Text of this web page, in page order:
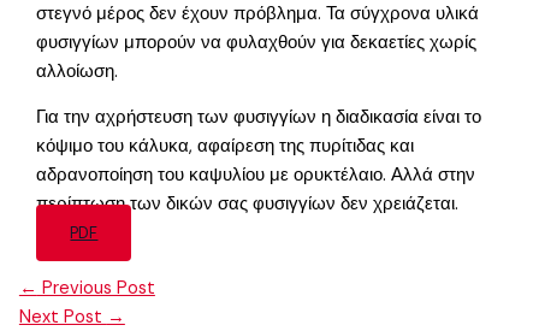
στεγνό μέρος δεν έχουν πρόβλημα. Τα σύγχρονα υλικά
φυσιγγίων μπορούν να φυλαχθούν για δεκαετίες χωρίς
αλλοίωση.
Για την αχρήστευση των φυσιγγίων η διαδικασία είναι το
κόψιμο του κάλυκα, αφαίρεση της πυρίτιδας και
αδρανοποίηση του καψυλίου με ορυκτέλαιο. Αλλά στην
περίπτωση των δικών σας φυσιγγίων δεν χρειάζεται.
PDF
← Previous Post
Next Post →